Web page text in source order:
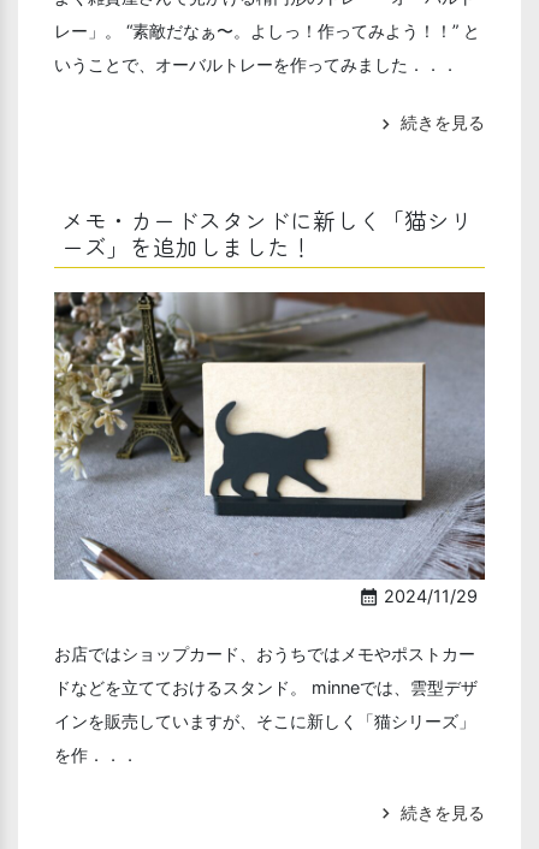
レー」。 “素敵だなぁ〜。よしっ！作ってみよう！！” と
いうことで、オーバルトレーを作ってみました．．．
chevron_right 続きを見る
メモ・カードスタンドに新しく「猫シリ
ーズ」を追加しました！
calendar_month 2024/11/29
お店ではショップカード、おうちではメモやポストカー
ドなどを立てておけるスタンド。 minneでは、雲型デザ
インを販売していますが、そこに新しく「猫シリーズ」
を作．．．
chevron_right 続きを見る